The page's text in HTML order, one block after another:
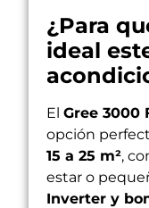
¿Para
ideal
ElGree 3000
opción
15 a 25 m²,
estar o
Inverter y